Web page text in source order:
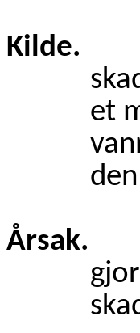
Kilde.
et
Årsak.